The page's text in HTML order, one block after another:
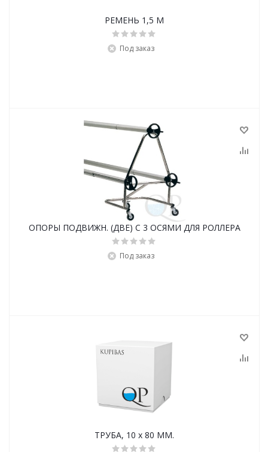
РЕМЕНЬ 1,5 М
Под заказ
ОПОРЫ ПОДВИЖН. (ДВЕ) С 3 ОСЯМИ ДЛЯ РОЛЛЕРА
Под заказ
ТРУБА, 10 х 80 ММ.